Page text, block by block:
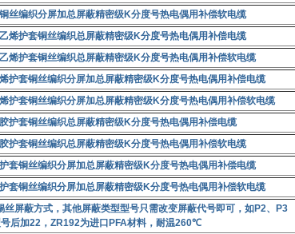
丝编织分屏加总屏蔽精密级K分度号热电偶用补偿软电缆
烯护套铜丝编织总屏蔽精密级K分度号热电偶用补偿电缆
烯护套铜丝编织总屏蔽精密级K分度号热电偶用补偿软电缆
护套铜丝编织分屏加总屏蔽精密级K分度号热电偶用补偿电缆
护套铜丝编织分屏加总屏蔽精密级K分度号热电偶用补偿软电缆
护套铜丝编织总屏蔽精密级K分度号热电偶用补偿电缆
护套铜丝编织总屏蔽精密级K分度号热电偶用补偿软电缆
套铜丝编织分屏加总屏蔽精密级K分度号热电偶用补偿电缆
套铜丝编织分屏加总屏蔽精密级K分度号热电偶用补偿软电缆
丝屏蔽方式，其他屏蔽类型型号只需改变屏蔽代号即可，如P2、
P3
号后加22 ， ZR192为进口 PFA材料，耐温260℃